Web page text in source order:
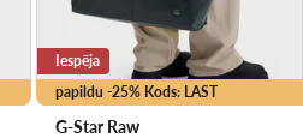
papildu -25% Kods: LAST
Iespēja
G-Star Raw